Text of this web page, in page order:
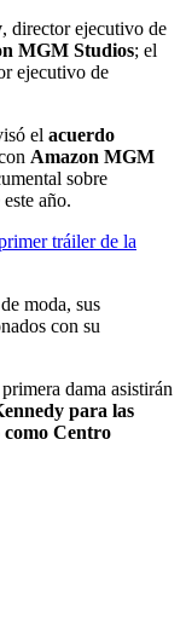
, director ejecutivo de
MGM Studios; el
ejecutivo de
el acuerdo
Amazon MGM
sobre
año.
tráiler de la
moda, sus
con su
dama asistirán
para las
Centro